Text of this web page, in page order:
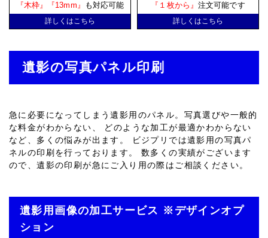
『木枠』
『13mm』 も対応可能
詳しくはこちら
『１枚から』 注文可能です
詳しくはこちら
遺影の写真パネル印刷
急に必要になってしまう遺影用のパネル。写真選びや一般的
な料金がわからない、 どのような加工が最適かわからない
など、多くの悩みが出ます。 ビジプリでは遺影用の写真パ
ネルの印刷を行っております。 数多くの実績がございます
ので、遺影の印刷が急にご入り用の際はご相談ください。
遺影用画像の加工サービス ※デザインオプ
ション